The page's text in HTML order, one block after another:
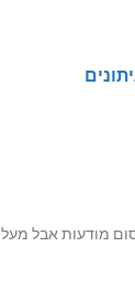
לאחרונה שדרוג מערכות על מנת שכל